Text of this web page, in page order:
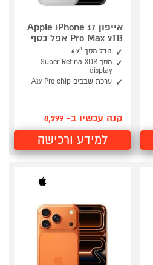
אייפון Apple iPhone 17
Pro Max 2TB אפל כסף
גודל מסך 6.9″
מסך Super Retina XDR
display
ערכת שבבים A19 Pro chip
קנה עכשיו ב- 8,299
למידע ורכישה